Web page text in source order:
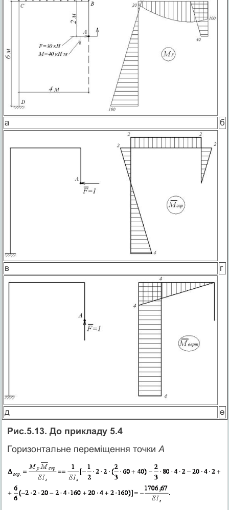
а б
в г
д е
Рис.5.13. До прикладу 5.4
Горизонтальне переміщення точки А